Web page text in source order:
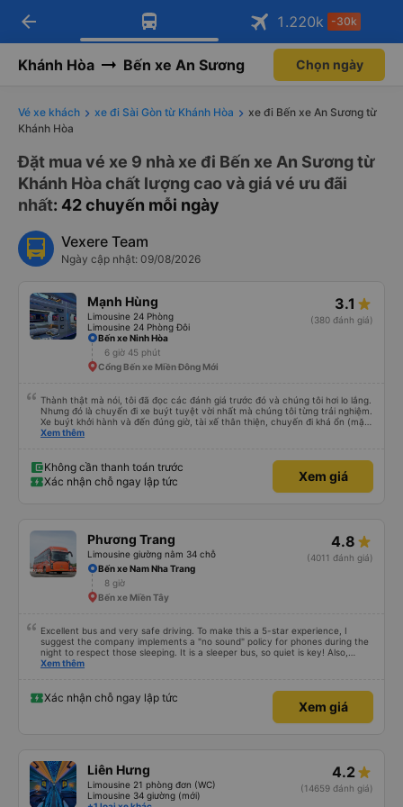
Tải app Vexere ngay!
Nhận ưu đãi thành viên độc
Mở app
Tải app Vexere
-30k/ghế khi đặt vé máy bay qua
Mở app
arrow_back 1.220k -30k
Khánh Hòa Bến xe An Sương Chọn ngày
Vé xe khách xe đi Sài Gòn từ Khánh Hòa
xe đi Bến xe An Sương từ
Khánh Hòa
Đặt mua vé xe 9 nhà xe đi Bến xe An Sương từ
Khánh Hòa chất lượng cao và giá vé ưu đãi
nhất: 42 chuyến mỗi ngày
Vexere Team
Ngày cập nhật: 09/08/2026
Mạnh Hùng
Limousine 24 Phòng
Limousine 24 Phòng Đôi
3.1
(380 đánh giá)
Bến xe Ninh Hòa
6 giờ 45 phút
Cổng Bến xe Miền Đông Mới
Thành thật mà nói, tôi đã đọc các đánh giá trước đó và chúng tôi hơi lo lắng.
Nhưng đó là chuyến đi xe buýt tuyệt vời nhất mà chúng tôi từng trải nghiệm.
Xe buýt khởi hành và đến đúng giờ, tài xế thân thiện, chuyến đi khá ổn (mặc
dù vẫn hơi xóc, nhưng đó là đặc trưng của Việt Nam ^^), và chỗ ngồi thoải
Xem thêm
Không cần thanh toán trước
Xác nhận chỗ ngay lập tức
Xem giá
Phương Trang
Limousine giường nằm 34 chỗ
4.8
(4011 đánh giá)
Bến xe Nam Nha Trang
8 giờ
Bến xe Miền Tây
Excellent bus and very safe driving. To make this a 5-star experience, I
suggest the company implements a "no sound" policy for phones during the
night to respect those sleeping. It is a sleeper bus, so quiet is key! Also,
please display the Wi-Fi password clearly inside the cabin for convenience. I
quy định rõ ràng về việc giữ im lặng (tắt âm thanh điện thoại) vào ban đêm
để tránh làm phiền hành khách khác ngủ. Ngoài ra, nhà xe nên dán sẵn mật
khẩu Wi-Fi trong xe để hành khách dễ dàng sử dụng. Tôi vẫn sẽ tiếp tục ủng
Xem thêm
Xác nhận chỗ ngay lập tức
Xem giá
Liên Hưng
Limousine 21 phòng đơn (WC)
Limousine 34 giường (mới)
4.2
(14659 đánh giá)